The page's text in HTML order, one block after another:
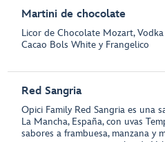
Martini de chocolate
Licor de Chocolate Mozart,
Cacao Bols White y Frangelico
Red Sangria
Opici Family Red Sangria es una
La Mancha, España, con uvas
sabores a frambuesa, manzana y